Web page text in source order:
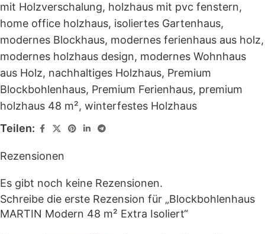
mit Holzverschalung, holzhaus mit pvc fenstern,
home office holzhaus, isoliertes Gartenhaus,
modernes Blockhaus, modernes ferienhaus aus holz,
modernes holzhaus design, modernes Wohnhaus
aus Holz, nachhaltiges Holzhaus, Premium
Blockbohlenhaus, Premium Ferienhaus, premium
holzhaus 48 m², winterfestes Holzhaus
Teilen:
Rezensionen
Es gibt noch keine Rezensionen.
Schreibe die erste Rezension für „Blockbohlenhaus
MARTIN Modern 48 m² Extra Isoliert“